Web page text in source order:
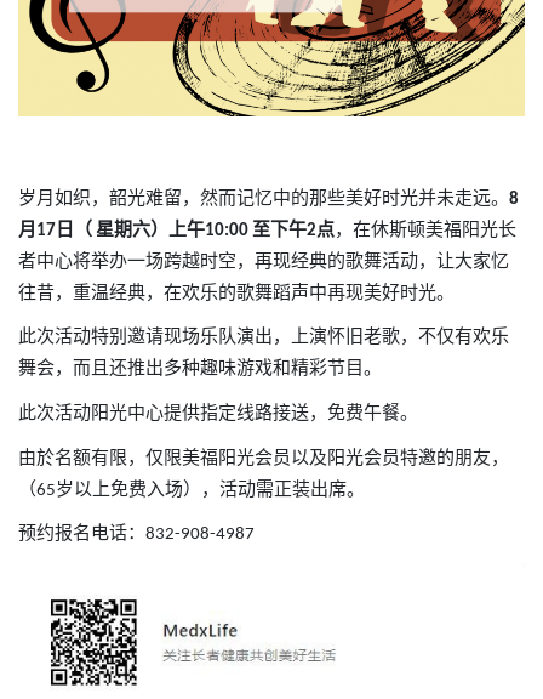
岁月如织，韶光难留，然而记忆中的那些美好时光并未走远。 8
月 17 日（ 星期六）上午10:00 至下午2 点，在休斯顿美福阳光长
者中心将举办一场跨越时空，再现经典的歌舞活动，让大家忆
往昔，重温经典，在欢乐的歌舞蹈声中再现美好时光。
此次活动特别邀请现场乐队演出，上演怀旧老歌，不仅有欢乐
舞会，而且还推出多种趣味游戏和精彩节目。
此次活动阳光中心提供指定线路接送，免费午餐。
由於名额有限，仅限美福阳光会员以及阳光会员特邀的朋友，
（65岁以上免费入场），活动需正装出席。
预约报名电话： 832-908-4987